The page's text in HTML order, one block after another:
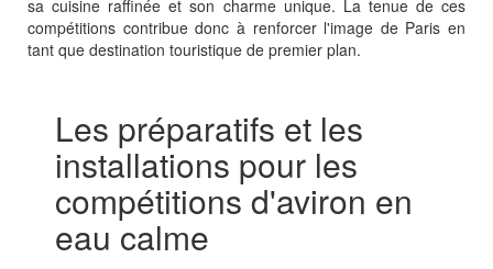
sa cuisine raffinée et son charme unique. La tenue de ces
compétitions contribue donc à renforcer l'image de Paris en
tant que destination touristique de premier plan.
Les préparatifs et les
installations pour les
compétitions d'aviron en
eau calme